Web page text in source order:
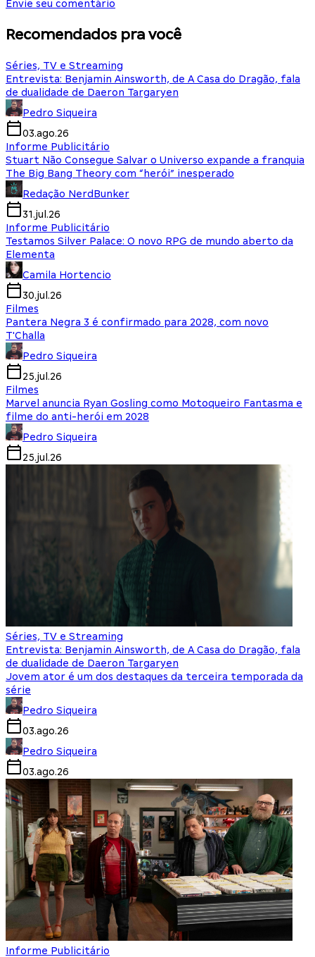
Envie seu comentário
Recomendados pra você
Séries, TV e Streaming
Entrevista: Benjamin Ainsworth, de A Casa do Dragão, fala
de dualidade de Daeron Targaryen
Pedro Siqueira
03.ago.26
Informe Publicitário
Stuart Não Consegue Salvar o Universo expande a franquia
The Big Bang Theory com “herói” inesperado
Redação NerdBunker
31.jul.26
Informe Publicitário
Testamos Silver Palace: O novo RPG de mundo aberto da
Elementa
Camila Hortencio
30.jul.26
Filmes
Pantera Negra 3 é confirmado para 2028, com novo
T'Challa
Pedro Siqueira
25.jul.26
Filmes
Marvel anuncia Ryan Gosling como Motoqueiro Fantasma e
filme do anti-herói em 2028
Pedro Siqueira
25.jul.26
Séries, TV e Streaming
Entrevista: Benjamin Ainsworth, de A Casa do Dragão, fala
de dualidade de Daeron Targaryen
Jovem ator é um dos destaques da terceira temporada da
série
Pedro Siqueira
03.ago.26
Pedro Siqueira
03.ago.26
Informe Publicitário